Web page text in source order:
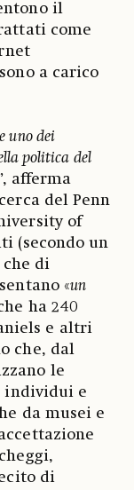
il
come
a carico
uno dei
politica del
afferma
del Penn
of
(secondo un
che di
«un
ha 240
e altri
che, dal
le
individui e
da musei e
di